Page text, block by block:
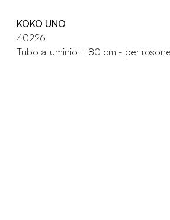
KOKO UNO
40226
Tubo alluminio H 80 cm - per